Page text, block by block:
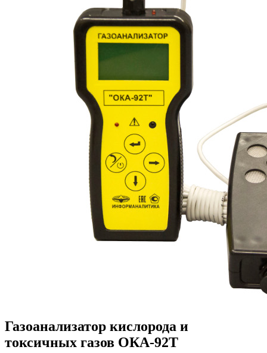
Газоанализатор кислорода и
токсичных газов ОКА-92Т